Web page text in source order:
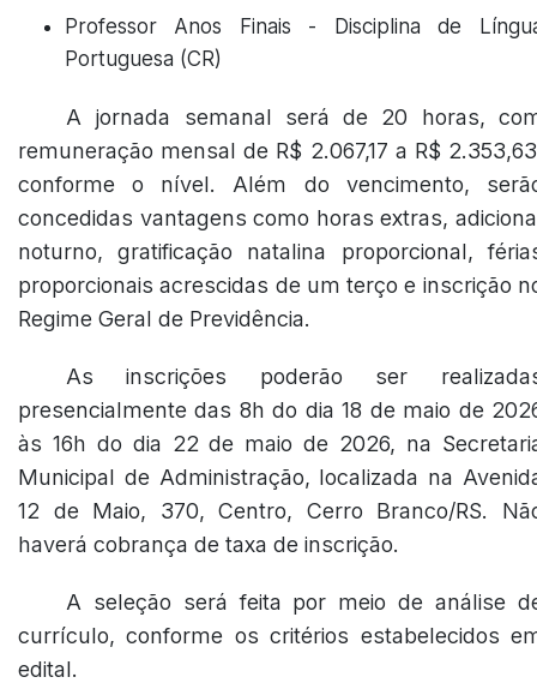
Professor Anos Finais - Disciplina de
Portuguesa (CR)
A jornada semanal será de 20 horas,
remuneração mensal de R$ 2.067,17 a R$
conforme o nível. Além do vencimento,
concedidas vantagens como horas extras,
noturno, gratificação natalina proporcional,
proporcionais acrescidas de um terço e inscrição
Regime Geral de Previdência.
As inscrições poderão ser
presencialmente das 8h do dia 18 de maio de
às 16h do dia 22 de maio de 2026, na
Municipal de Administração, localizada na
12 de Maio, 370, Centro, Cerro Branco/RS.
haverá cobrança de taxa de inscrição.
A seleção será feita por meio de análise
currículo, conforme os critérios estabelecidos
edital.